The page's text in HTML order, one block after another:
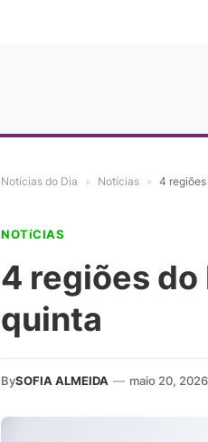
Notícias do Dia » Notícias » 4
NOTíCIAS
4 regiões
quinta
BySOFIA ALMEIDA — maio 20, 2026